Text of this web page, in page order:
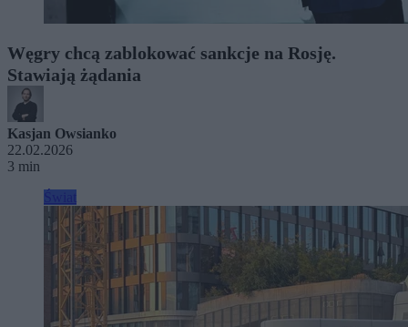
Węgry chcą zablokować sankcje na Rosję.
Stawiają żądania
Kasjan Owsianko
22.02.2026
3 min